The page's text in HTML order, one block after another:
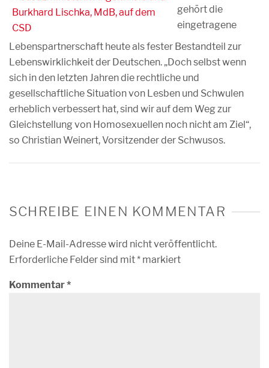
gehört die
eingetragene
Lebenspartnerschaft heute als fester Bestandteil zur
Lebenswirklichkeit der Deutschen. „Doch selbst wenn
sich in den letzten Jahren die rechtliche und
gesellschaftliche Situation von Lesben und Schwulen
erheblich verbessert hat, sind wir auf dem Weg zur
Gleichstellung von Homosexuellen noch nicht am Ziel“,
so Christian Weinert, Vorsitzender der Schwusos.
SCHREIBE EINEN KOMMENTAR
Deine E-Mail-Adresse wird nicht veröffentlicht.
Erforderliche Felder sind mit* markiert
Kommentar*